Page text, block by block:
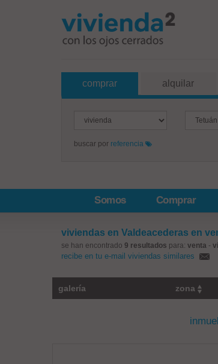
comprar alquilar
buscar por referencia
Somos Comprar
viviendas en Valdeacederas en
se han encontrado 9 resultados para: venta -
recibe en tu e-mail viviendas similares
galería zona